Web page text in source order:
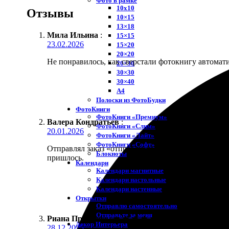
10х10
10×15
13×18
15×15
15×20
20×20
20×30
30×30
30×40
A4
Полоски из ФотоБудки
ФотоКниги
ФотоКниги «Премиум»
ФотоКниги «Слим»
ФотоКниги «Лайт»
ФотоКниги «Софт»
Блокноты
Календари
Календари магнитные
Календари настольные
Календари настенные
Открытки
Отправлю самостоятельно
Отправьте за меня
Декор Интерьера
Отзывы
Мила Ильина :
23.02.2026
Не понравилось, как сверстали фотокнигу
Валера Кондратьев :
20.01.2026
Отправлял заказ «отправлю самостоятельно»,
пришлось.
Риана Прошина : ★ ★ ★ ★ ★